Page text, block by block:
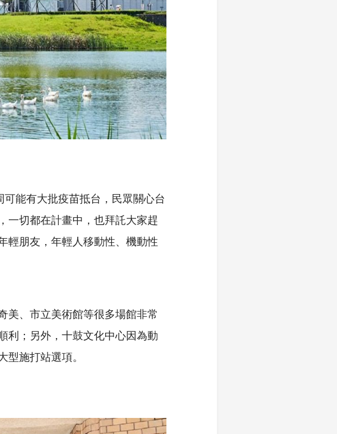
能有大批疫苗抵台，民眾關心台
一切都在計畫中，也拜託大家趕
輕朋友，年輕人移動性、機動性
美、市立美術館等很多場館非常
利；另外，十鼓文化中心因為動
施打站選項。